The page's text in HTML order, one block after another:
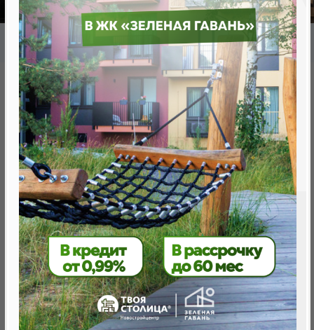
Главная База новостроек Минска «Минск Мир»
12.11 "Манчестер", квартал "Западная Европа"
12.11 "Манчестер", квартал
"Западная Европа"
нет в продаже
Минск, Октябрьский, ул. Жореса Алферова
метро «Ковальская Слобода», 566 м